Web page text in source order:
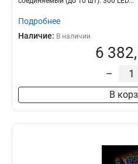
Подробнее
Наличие: В наличии
6
–
В